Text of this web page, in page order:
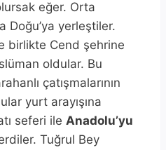
eğer. Orta
Doğu’ya yerleştiler.
birlikte Cend şehrine
oldular. Bu
çatışmalarının
yurt arayışına
seferi ile Anadolu’yu
Tuğrul Bey